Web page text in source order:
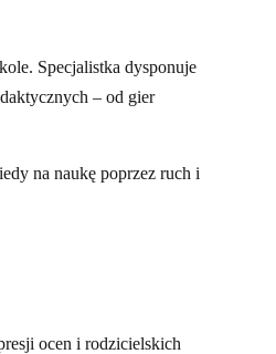
Specjalistka dysponuje
– od gier
na naukę poprzez ruch i
ocen i rodzicielskich